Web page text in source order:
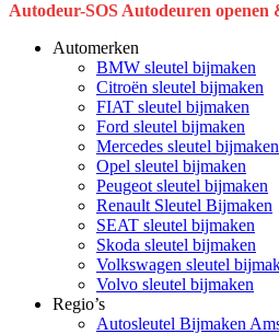
Close
Autodeur-SOS Autodeuren openen
Automerken
BMW sleutel bijmaken
Citroën sleutel bijmaken
FIAT sleutel bijmaken
Ford sleutel bijmaken
Mercedes sleutel bijmaken
Opel sleutel bijmaken
Peugeot sleutel bijmaken
Renault Sleutel Bijmaken
SEAT sleutel bijmaken
Skoda sleutel bijmaken
Volkswagen sleutel
Volvo sleutel bijmaken
Regio’s
Autosleutel Bijmaken